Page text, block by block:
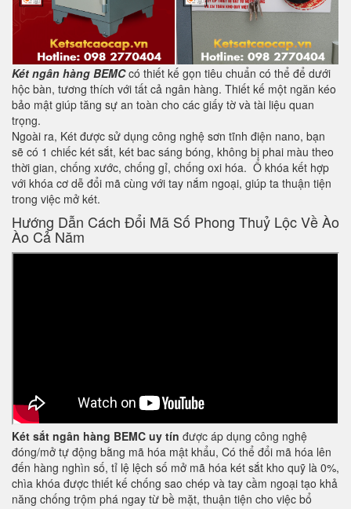
Két ngân hàng BEMCcó thiết kế gọn tiêu chuẩn có thể để dưới
hộc bàn, tương thích với tất cả ngân hàng. Thiết kế một ngăn kéo
bảo mật giúp tăng sự an toàn cho các giấy tờ và tài liệu quan
trọng.
Ngoài ra, Két được sử dụng công nghệ sơn tĩnh điện nano, bạn
sẽ có 1 chiếc két sắt, két bac sáng bóng, không bị phai màu theo
thời gian, chống xước, chống gỉ, chống oxi hóa. Ổ khóa kết hợp
với khóa cơ dễ đổi mã cùng với tay nắm ngoại, giúp ta thuận tiện
trong việc mở két.
Hướng Dẫn Cách Đổi Mã Số Phong Thuỷ Lộc Về Ào
Ào Cả Năm
Két sắt ngân hàng BEMC uy tín được áp dụng công nghệ
đóng/mở tự động bằng mã hóa mật khẩu, Có thể đổi mã hóa lên
đến hàng nghìn số, tỉ lệ lệch số mở mã hóa két sắt kho quỹ là 0%,
chìa khóa được thiết kế chống sao chép và tay cầm ngoại tạo khả
năng chống trộm phá ngay từ bề mặt, thuận tiện cho việc bổ